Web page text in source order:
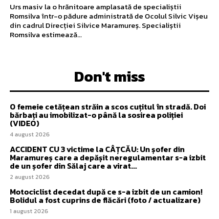
Urs masiv la o hrănitoare amplasată de specialiștii
Romsilva într-o pădure administrată de Ocolul Silvic Vișeu
din cadrul Direcției Silvice Maramureș. Specialiștii
Romsilva estimează...
Don't miss
O femeie cetățean străin a scos cuțitul în stradă. Doi
bărbați au imobilizat-o până la sosirea poliției
(VIDEO)
4 august 2026
ACCIDENT CU 3 victime la CÂȚCĂU: Un șofer din
Maramureș care a depășit neregulamentar s-a izbit
de un șofer din Sălaj care a virat...
2 august 2026
Motociclist decedat după ce s-a izbit de un camion!
Bolidul a fost cuprins de flăcări (foto / actualizare)
1 august 2026